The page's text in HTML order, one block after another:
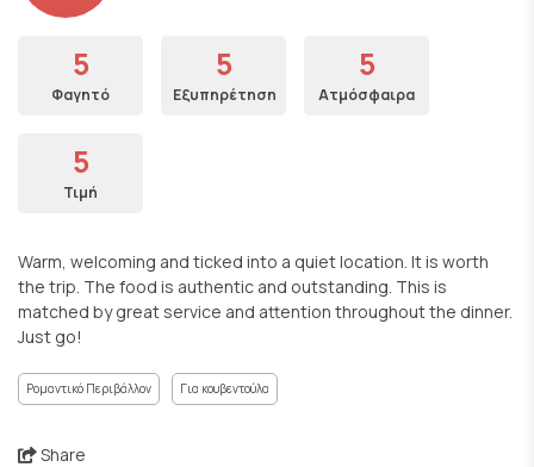
5
Φαγητό
5
Εξυπηρέτηση
5
Ατμόσφαιρα
5
Τιμή
Warm, welcoming and ticked into a quiet location. It is worth
the trip. The food is authentic and outstanding. This is
matched by great service and attention throughout the dinner.
Just go!
Ρομαντικό Περιβάλλον Για κουβεντούλα
Share